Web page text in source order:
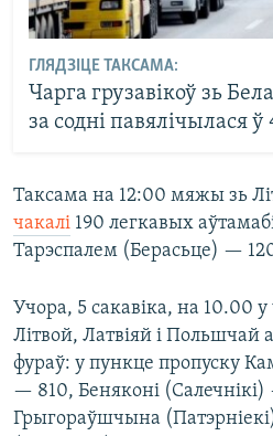
ГЛЯДЗІЦЕ ТАКСАМА:
Чарга грузавікоў зь
за содні павялічылася ў
Таксама на 12:00 мяжы зь
чакалі 190 легкавых
Тарэспалем (Берасьце) —
Учора, 5 сакавіка, на 10.00
Літвой, Латвіяй і Польшчай
фураў: у пункце пропуску
— 810, Беняконі
Грыгораўшчына